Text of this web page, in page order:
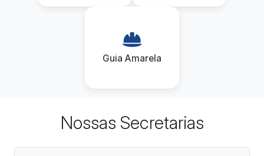
Guia Amarela
Nossas Secretarias